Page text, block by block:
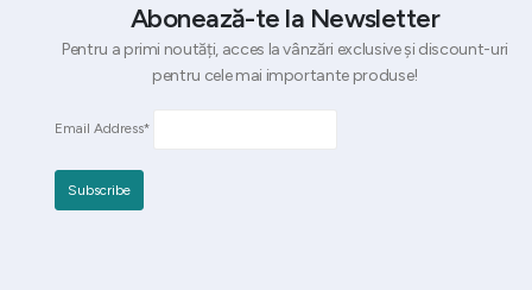
Abonează-te la Newsletter
Pentru a primi noutăți, acces la vânzări exclusive și discount-uri
pentru cele mai importante produse!
Email Address*